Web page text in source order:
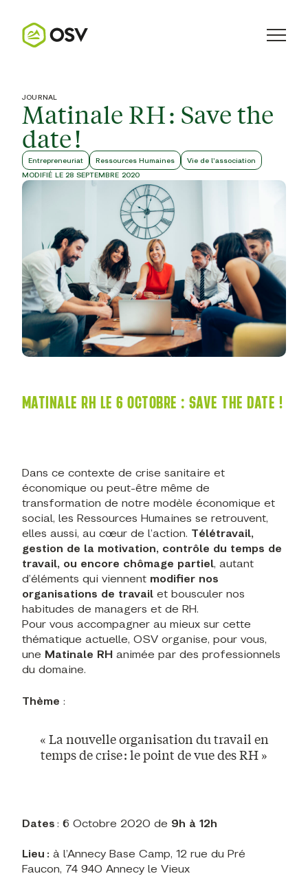
JOURNAL
Matinale RH : Save the
date !
Entrepreneuriat Ressources Humaines
Vie de l'association
MODIFIÉ LE 28 SEPTEMBRE 2020
MATINALE RH LE 6 OCTOBRE : SAVE THE DATE !
Dans ce contexte de crise sanitaire et
économique ou peut-être même de
transformation de notre modèle économique et
social, les Ressources Humaines se retrouvent,
elles aussi, au cœur de l’action. Télétravail,
gestion de la motivation, contrôle du temps de
travail, ou encore chômage partiel, autant
d’éléments qui viennent modifier nos
organisations de travail et bousculer nos
habitudes de managers et de RH.
Pour vous accompagner au mieux sur cette
thématique actuelle, OSV organise, pour vous,
une Matinale RH animée par des professionnels
du domaine.
Thème :
« La nouvelle organisation du travail en
temps de crise : le point de vue des RH »
Dates : 6 Octobre 2020 de 9h à 12h
Lieu : à l’Annecy Base Camp, 12 rue du Pré
Faucon, 74 940 Annecy le Vieux